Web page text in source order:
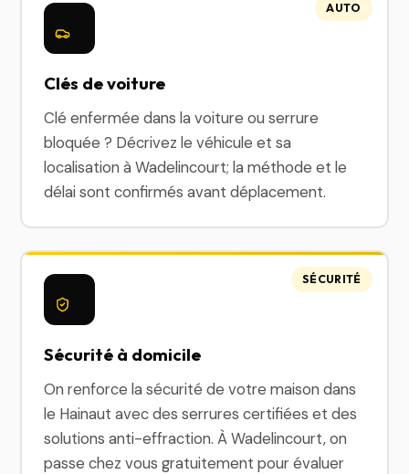
Clés de voiture
Clé enfermée dans la voiture ou serrure
bloquée ? Décrivez le véhicule et sa
localisation à Wadelincourt; la méthode et le
délai sont confirmés avant déplacement.
AUTO
Sécurité à domicile
On renforce la sécurité de votre maison dans
le Hainaut avec des serrures certifiées et des
solutions anti-effraction. À Wadelincourt, on
passe chez vous gratuitement pour évaluer
SÉCURITÉ